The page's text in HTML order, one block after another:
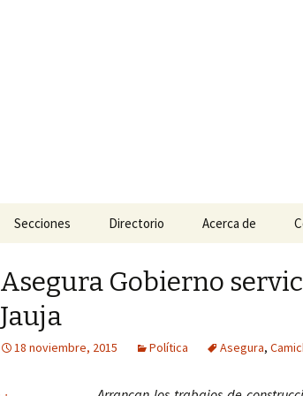
Secciones
Policiaca
Sociedad
Directorio Acerca de
Asegura Gobierno
Jauja
18 noviembre, 2015 Política Asegura,